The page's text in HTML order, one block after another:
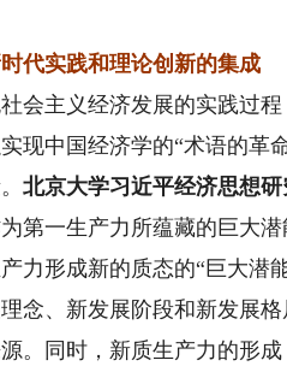
实践和理论创新的集成
主义经济发展的实践过程
现中国经济学的“术语的革
北京大学习近平经济思想
第一生产力所蕴藏的巨大
力形成新的质态的“巨大潜
念、新发展阶段和新发展
。同时，新质生产力的形